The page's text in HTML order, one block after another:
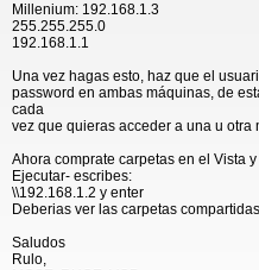
Millenium: 192.168.1.3
255.255.255.0
192.168.1.1
Una vez hagas esto, haz que el
password en ambas máquinas, de
cada
vez que quieras acceder a una u otra
Ahora comprate carpetas en el Vista
Ejecutar- escribes:
\\192.168.1.2 y enter
Deberias ver las carpetas
Saludos
Rulo,